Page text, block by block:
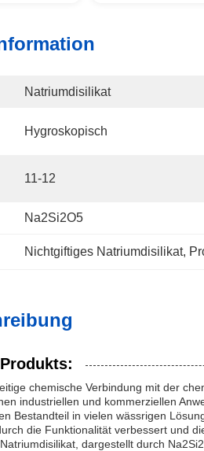
Natriumdisilikat
Hygroskopisch
11-12
Na2Si2O5
Nichtgiftiges Natriumdisilikat,
chemische Verbindung mit der
industriellen und kommerziellen
Bestandteil in vielen wässrigen
die Funktionalität verbessert und
dargestellt durch